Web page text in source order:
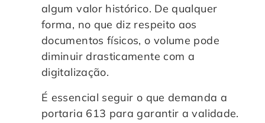
algum valor histórico. De qualquer
forma, no que diz respeito aos
documentos físicos, o volume pode
diminuir drasticamente com a
digitalização.
É essencial seguir o que demanda a
portaria 613 para garantir a validade.